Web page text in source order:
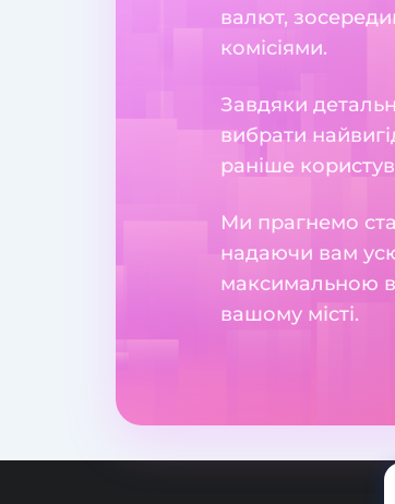
валют,
комісіями.
Завдяки
вибрати
раніше
Ми прагнемо
надаючи вам
максимальною
вашому місті.